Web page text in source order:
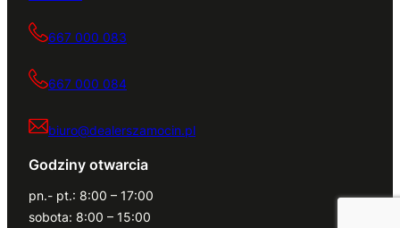
667 000 083
667 000 084
biuro@dealerszamocin.pl
Godziny otwarcia
pn.- pt.: 8:00 – 17:00
sobota: 8:00 – 15:00